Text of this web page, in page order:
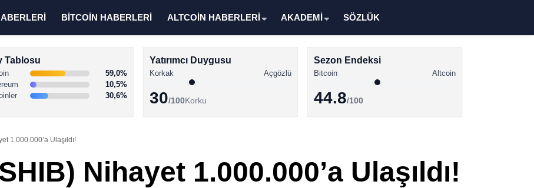
Altcoin Haberleri
BİTCOİN HABERLERİ ALTCOİN HABERLERİ AKADEMİ SÖZLÜK
Tablosu
59,0%
10,5%
30,6%
Yatırımcı Duygusu
Korkak Açgözlü
30/100Korku
Sezon Endeksi
Bitcoin Altcoin
44.8/100
1.000.000’a Ulaşıldı!
Nihayet 1.000.000’a Ulaşıldı!